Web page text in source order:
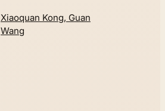
Xiaoquan Kong, Guan
Wang